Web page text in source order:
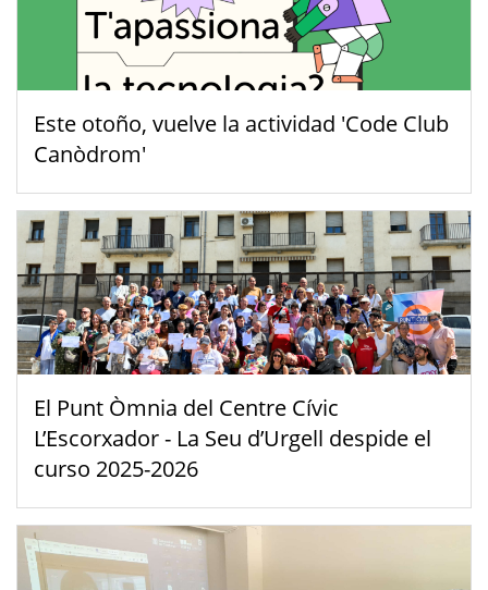
Este otoño, vuelve la actividad 'Code Club
Canòdrom'
El Punt Òmnia del Centre Cívic
L’Escorxador - La Seu d’Urgell despide el
curso 2025-2026